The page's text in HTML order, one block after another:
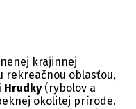
krajinnej
rekreačnou oblasťou,
Hrudky(rybolov a
okolitej prírode.